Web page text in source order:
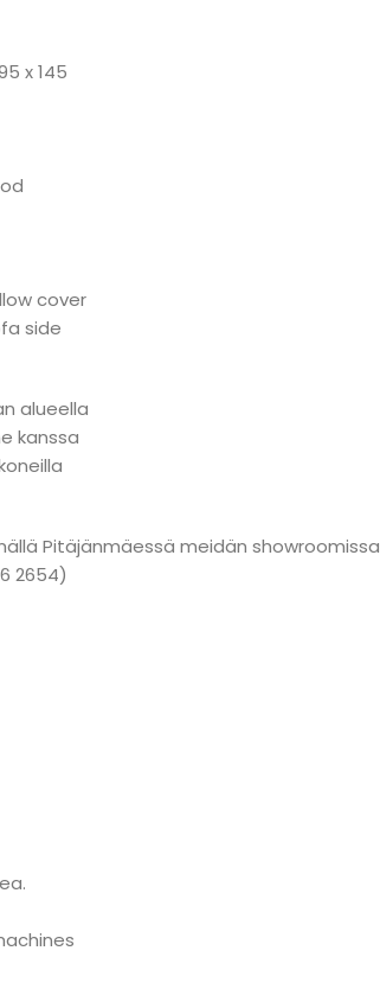
x 145
cover
side
alueella
kanssa
Pitäjänmäessä meidän showroomissa
2654)